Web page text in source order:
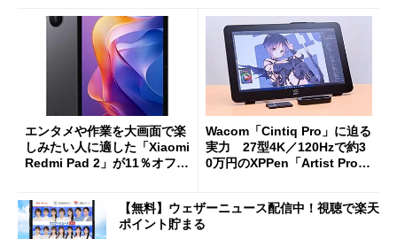
エンタメや作業を大画面で楽
しみたい人に適した「Xiaomi
Redmi Pad 2」が11％オフの
Wacom「Cintiq Pro」に迫る
実力 27型4K／120Hzで約3
0万円のXPPen「Artist Pro 2
【無料】ウェザーニュース配信中！視聴で楽天
ポイント貯まる